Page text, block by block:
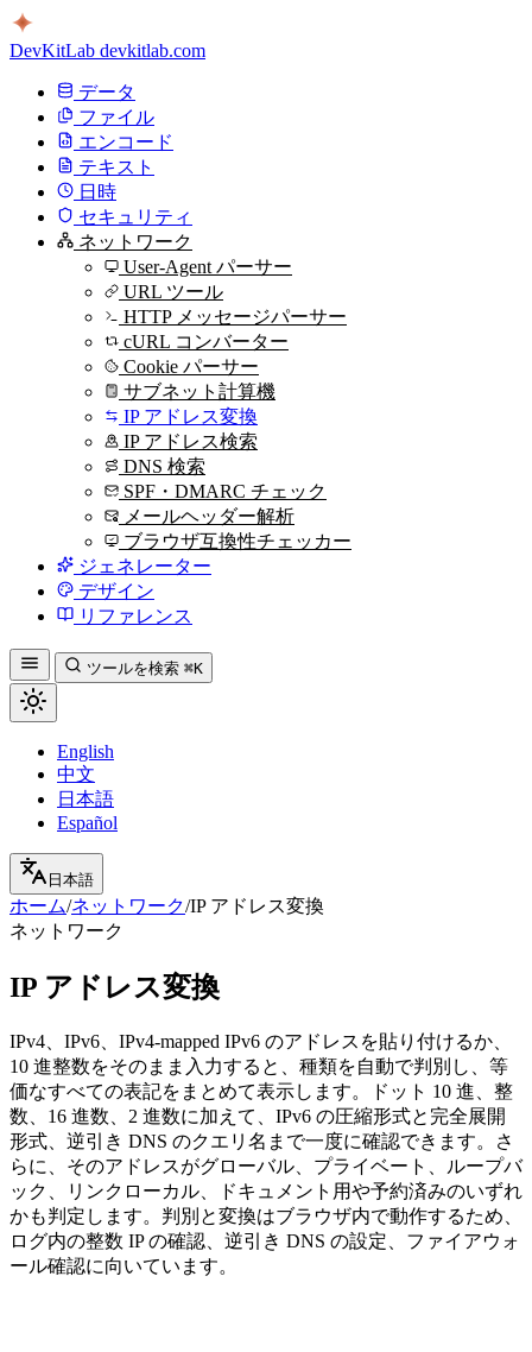
DevKitLab devkitlab.com
データ
ファイル
エンコード
テキスト
日時
セキュリティ
ネットワーク
User-Agent パーサー
URL ツール
HTTP メッセージパーサー
cURL コンバーター
Cookie パーサー
サブネット計算機
IP アドレス変換
IP アドレス検索
DNS 検索
SPF・DMARC チェック
メールヘッダー解析
ブラウザ互換性チェッカー
ジェネレーター
デザイン
リファレンス
ツールを検索 ⌘K
English
中文
日本語
Español
日本語
ホーム/ネットワーク/IP アドレス変換
ネットワーク
IP アドレス変換
IPv4、IPv6、IPv4-mapped IPv6 のアドレスを貼り付けるか、
10 進整数をそのまま入力すると、種類を自動で判別し、等
価なすべての表記をまとめて表示します。ドット 10 進、整
数、16 進数、2 進数に加えて、IPv6 の圧縮形式と完全展開
形式、逆引き DNS のクエリ名まで一度に確認できます。さ
らに、そのアドレスがグローバル、プライベート、ループバ
ック、リンクローカル、ドキュメント用や予約済みのいずれ
かも判定します。判別と変換はブラウザ内で動作するため、
ログ内の整数 IP の確認、逆引き DNS の設定、ファイアウォ
ール確認に向いています。